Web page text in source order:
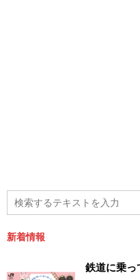
新着情報
鉄道に乗っ